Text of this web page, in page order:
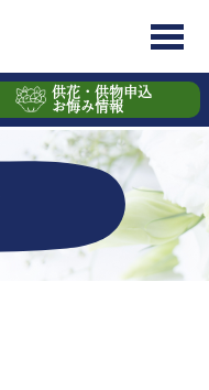
供花・供物申込
お悔み情報